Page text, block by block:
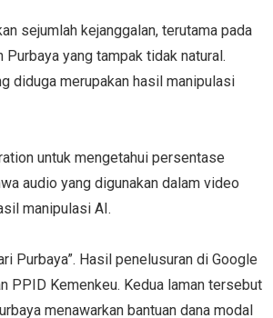
sejumlah kejanggalan, terutama pada
yang tampak tidak natural.
diduga merupakan hasil manipulasi
untuk mengetahui persentase
audio yang digunakan dalam video
manipulasi AI.
Purbaya”. Hasil penelusuran di Google
PPID Kemenkeu. Kedua laman tersebut
menawarkan bantuan dana modal